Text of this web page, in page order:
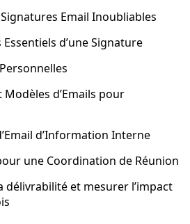
Email Inoubliables
Essentiels d’une Signature
Modèles d’Emails pour
d’Information Interne
une Coordination de Réunion
délivrabilité et mesurer l’impact